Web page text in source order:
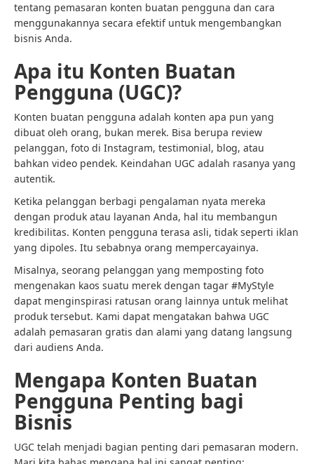
tentang pemasaran konten buatan pengguna dan cara
menggunakannya secara efektif untuk mengembangkan
bisnis Anda.
Apa itu Konten Buatan
Pengguna (UGC)?
Konten buatan pengguna adalah konten apa pun yang
dibuat oleh orang, bukan merek. Bisa berupa review
pelanggan, foto di Instagram, testimonial, blog, atau
bahkan video pendek. Keindahan UGC adalah rasanya yang
autentik.
Ketika pelanggan berbagi pengalaman nyata mereka
dengan produk atau layanan Anda, hal itu membangun
kredibilitas. Konten pengguna terasa asli, tidak seperti iklan
yang dipoles. Itu sebabnya orang mempercayainya.
Misalnya, seorang pelanggan yang memposting foto
mengenakan kaos suatu merek dengan tagar #MyStyle
dapat menginspirasi ratusan orang lainnya untuk melihat
produk tersebut. Kami dapat mengatakan bahwa UGC
adalah pemasaran gratis dan alami yang datang langsung
dari audiens Anda.
Mengapa Konten Buatan
Pengguna Penting bagi
Bisnis
UGC telah menjadi bagian penting dari pemasaran modern.